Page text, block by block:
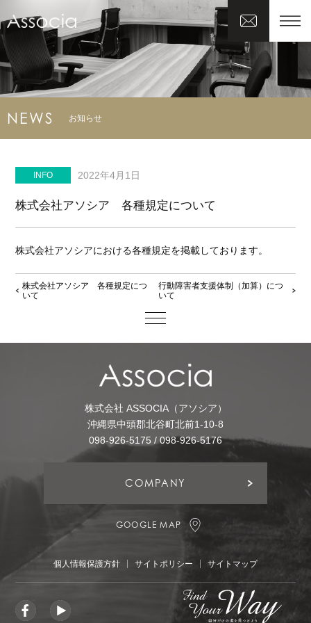
NEWS お知らせ
INFO 2022年4月1日
株式会社アソシア 各種規定について
株式会社アソシアにおける各種規定を掲載しております。
株式会社アソシア 各種規定につ
いて
行動障害者支援体制（加算）につ
いて
株式会社 ASSOCIA（アソシア）
沖縄県中頭郡北谷町北前1-10-8
098-926-5175 / 098-926-5176
COMPANY
GOOGLE MAP
個人情報保護方針 サイトポリシー サイトマップ